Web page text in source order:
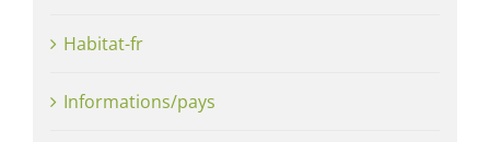
Habitat-fr
Informations/pays